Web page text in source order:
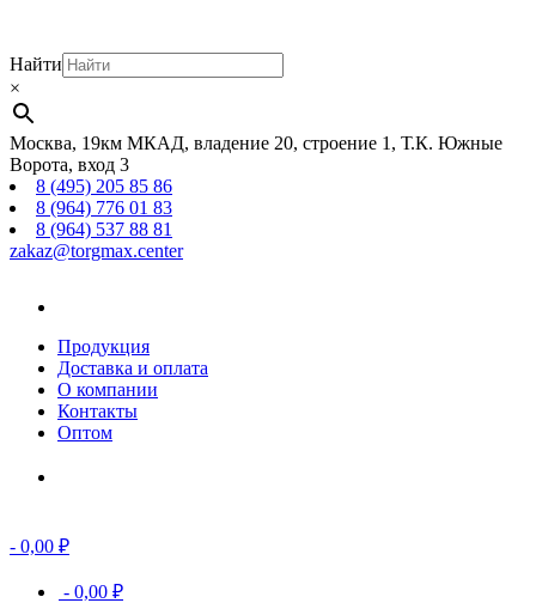
Найти
×
Москва, 19км МКАД, владение 20, строение 1, Т.К. Южные
Ворота, вход 3
8 (495) 205 85 86
8 (964) 776 01 83
8 (964) 537 88 81
zakaz@torgmax.center
Продукция
Доставка и оплата
О компании
Контакты
Оптом
- 0,00 ₽
- 0,00 ₽